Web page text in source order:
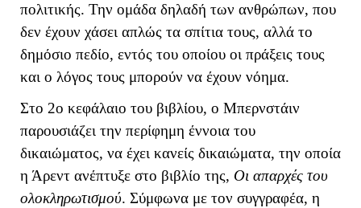
πολιτικής. Την ομάδα δηλαδή των ανθρώπων, που
δεν έχουν χάσει απλώς τα σπίτια τους, αλλά το
δημόσιο πεδίο, εντός του οποίου οι πράξεις τους
και ο λόγος τους μπορούν να έχουν νόημα.
Στο 2ο κεφάλαιο του βιβλίου, ο Μπερνστάιν
παρουσιάζει την περίφημη έννοια του
δικαιώματος, να έχει κανείς δικαιώματα, την οποία
η Άρεντ ανέπτυξε στο βιβλίο της, Οι απαρχές του
ολοκληρωτισμού. Σύμφωνα με τον συγγραφέα, η